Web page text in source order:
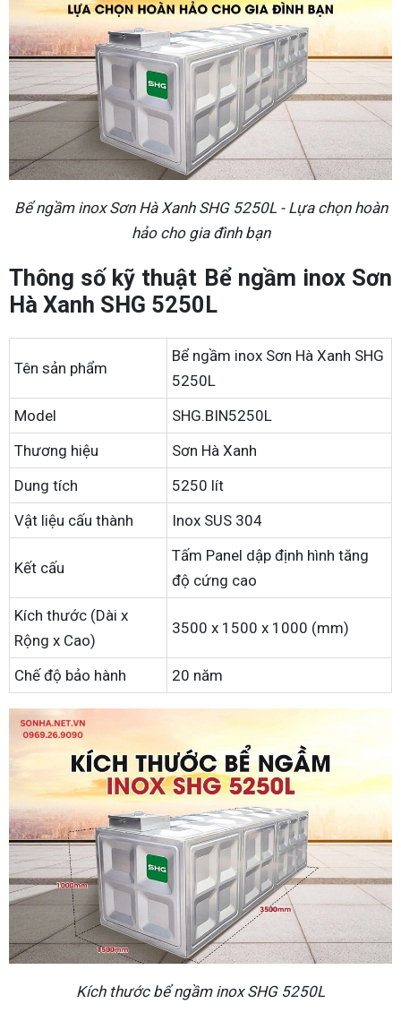
Bể ngầm inox Sơn Hà Xanh SHG 5250L - Lựa chọn hoàn
hảo cho gia đình bạn
Thông số kỹ thuật Bể ngầm inox Sơn
Hà Xanh SHG 5250L
Tên sản phẩm
Bể ngầm inox Sơn Hà Xanh SHG
5250L
Model
SHG.BIN5250L
Thương hiệu
Sơn Hà Xanh
Dung tích
5250 lít
Vật liệu cấu thành
Inox SUS 304
Kết cấu
Tấm Panel dập định hình tăng
độ cứng cao
Kích thước (Dài x
Rộng x Cao)
3500 x 1500 x 1000 (mm)
Chế độ bảo hành 20 năm
Kích thước bể ngầm inox SHG 5250L